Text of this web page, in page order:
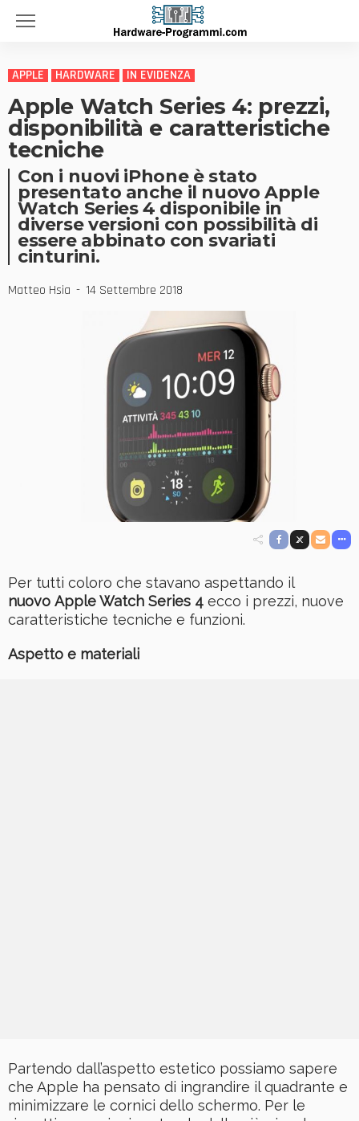
APPLE HARDWARE IN EVIDENZA
Apple Watch Series 4: prezzi,
disponibilità e caratteristiche
tecniche
Con i nuovi iPhone è stato
presentato anche il nuovo Apple
Watch Series 4 disponibile in
diverse versioni con possibilità di
essere abbinato con svariati
cinturini.
Matteo Hsia 14 Settembre 2018
Per tutti coloro che stavano aspettando il
nuovo Apple Watch Series 4 ecco i prezzi, nuove
caratteristiche tecniche e funzioni.
Aspetto e materiali
Partendo dall’aspetto estetico possiamo sapere
che Apple ha pensato di ingrandire il quadrante e
minimizzare le cornici dello schermo. Per le